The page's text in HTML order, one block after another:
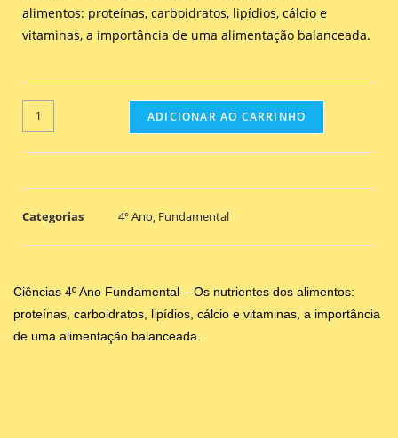
alimentos: proteínas, carboidratos, lipídios, cálcio e
vitaminas, a importância de uma alimentação balanceada.
ADICIONAR AO CARRINHO
Categorias 4º Ano Fundamental
Ciências 4º Ano Fundamental – Os nutrientes dos alimentos:
proteínas, carboidratos, lipídios, cálcio e vitaminas, a importância
de uma alimentação balanceada.